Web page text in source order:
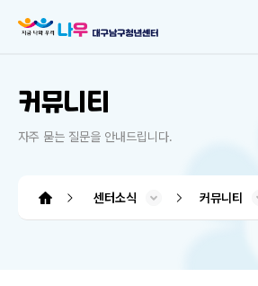
커뮤니티
자주 묻는 질문을 안내드립니다.
센터소식
커뮤니티